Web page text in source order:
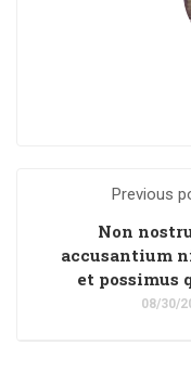
Previous
Non
accusantium
et possimus
08/30/